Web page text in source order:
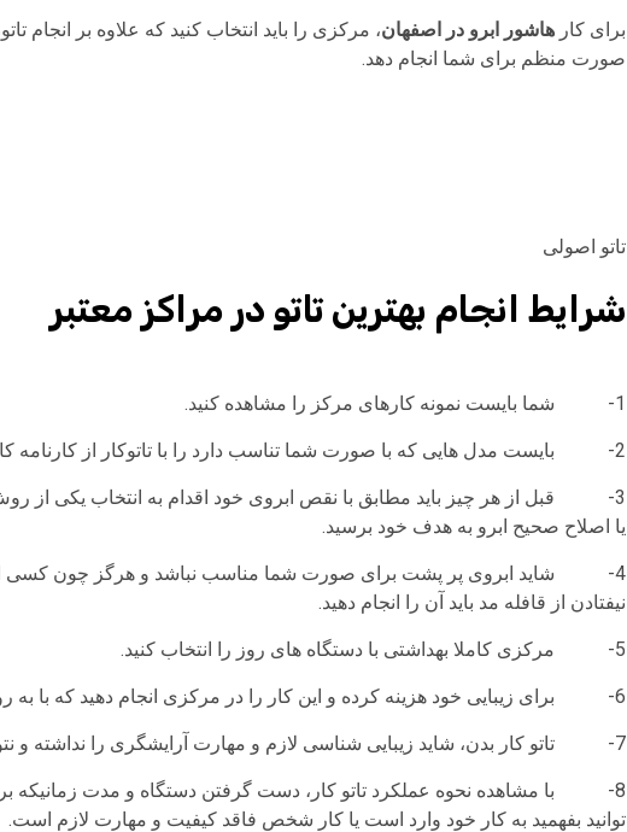
برای کار هاشور ابرو در اصفهان، مرکزی را باید انتخاب کنید که علاوه بر انجام
صورت منظم برای شما انجام دهد.
تاتو اصولی
شرایط انجام بهترین تاتو در مراکز معتبر
1- شما بایست نمونه کارهای مرکز را مشاهده کنید.
2- بایست مدل هایی که با صورت شما تناسب دارد را با تاتوکار از کارنامه کاری مرکز بررسی کنید.
3- قبل از هر چیز باید مطابق با نقص ابروی خود اقدام به انتخاب یکی از روش
یا اصلاح صحیح ابرو به هدف خود برسید.
4- شاید ابروی پر پشت برای صورت شما مناسب نباشد و هرگز چون کسی این
نیفتادن از قافله مد باید آن را انجام دهید.
5- مرکزی کاملا بهداشتی با دستگاه های روز را انتخاب کنید.
6- برای زیبایی خود هزینه کرده و این کار را در مرکزی انجام دهید که با به روز ترین ابزار ها و ضمانت کار، خدمت ارائه میدهد.
7- تاتو کار بدن، شاید زیبایی شناسی لازم و مهارت آرایشگری را نداشته و نتواند کار تاتوی ابروی شما را به خوبی انجام دهد.
8- با مشاهده نحوه عملکرد تاتو کار، دست گرفتن دستگاه و مدت زمانیکه
توانید بفهمید به کار خود وارد است یا کار شخص فاقد کیفیت و مهارت لازم است.